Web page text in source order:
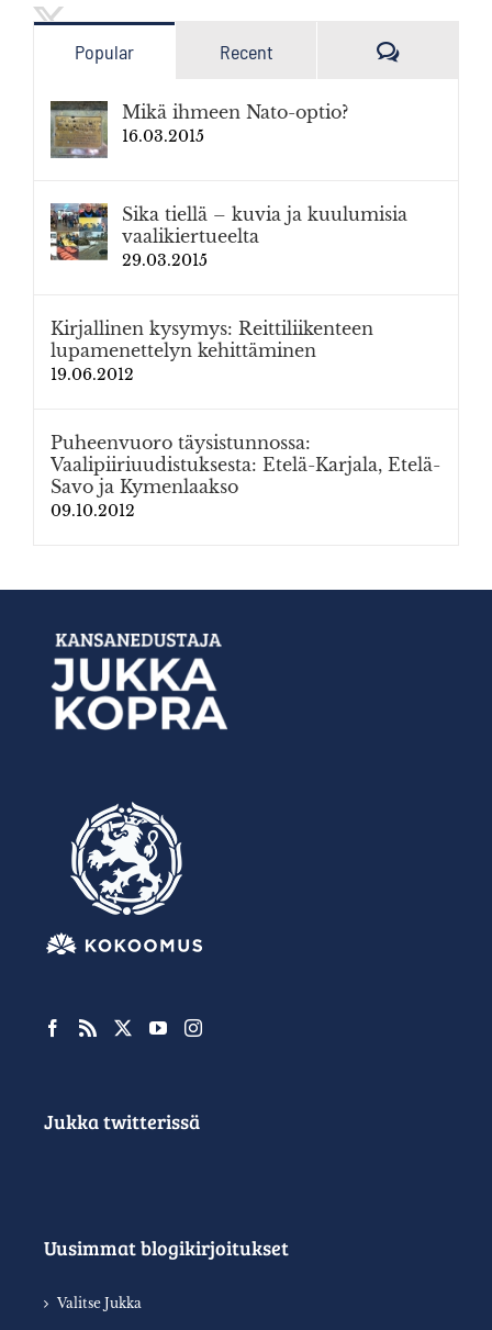
Popular Recent Kommenttia
Mikä ihmeen Nato-optio?
16.03.2015
Sika tiellä – kuvia ja kuulumisia
vaalikiertueelta
29.03.2015
Kirjallinen kysymys: Reittiliikenteen
lupamenettelyn kehittäminen
19.06.2012
Puheenvuoro täysistunnossa:
Vaalipiiriuudistuksesta: Etelä-Karjala, Etelä-
Savo ja Kymenlaakso
09.10.2012
Jukka twitterissä
Uusimmat blogikirjoitukset
Valitse Jukka